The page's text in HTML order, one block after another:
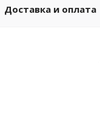
Доставка и оплата